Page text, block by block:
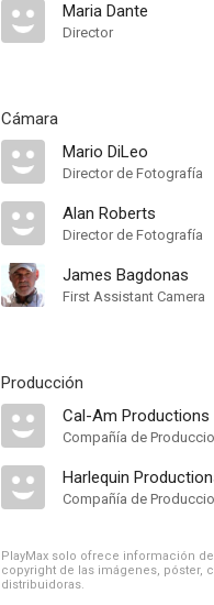
Maria Dante
Director
Cámara
Mario DiLeo
Director de Fotografía
Alan Roberts
Director de Fotografía
James Bagdonas
First Assistant Camera
Producción
Cal-Am Productions
Compañía de
Harlequin
Compañía de
PlayMax solo ofrece información
copyright de las imágenes, póster,
distribuidoras.